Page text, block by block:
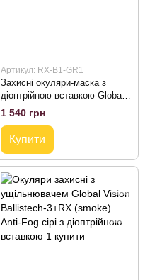
Артикул: RX-B1-GR1
Захисні окуляри-маска з
діоптрійною вставкою Global
Vision Ballistech-1+RX (smoke)
1 540 грн
Купити